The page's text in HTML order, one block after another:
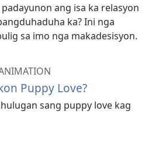
ang isa ka relasyon
ka? Ini nga
sa imo nga makadesisyon.
Puppy Love?
sang puppy love kag